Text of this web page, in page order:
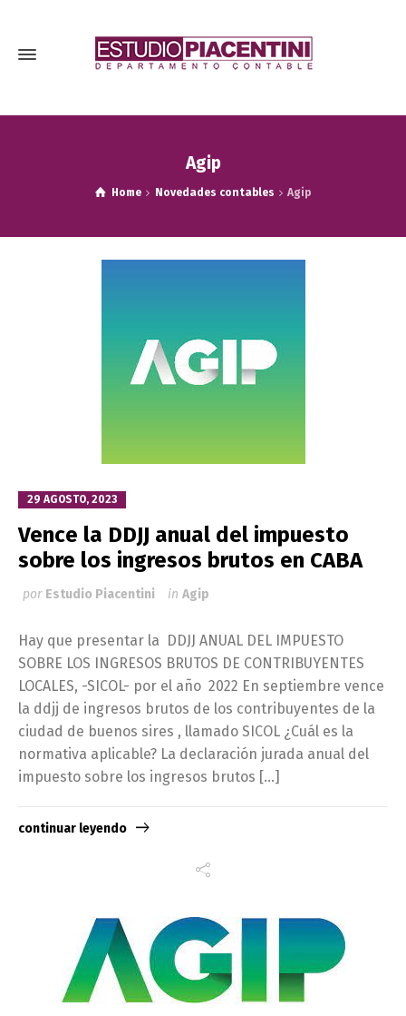
Agip
Home Novedades contables Agip
29 AGOSTO, 2023
Vence la DDJJ anual del impuesto
sobre los ingresos brutos en CABA
por Estudio Piacentini in Agip
Hay que presentar la DDJJ ANUAL DEL IMPUESTO
SOBRE LOS INGRESOS BRUTOS DE CONTRIBUYENTES
LOCALES, -SICOL- por el año 2022 En septiembre vence
la ddjj de ingresos brutos de los contribuyentes de la
ciudad de buenos sires , llamado SICOL ¿Cuál es la
normativa aplicable? La declaración jurada anual del
impuesto sobre los ingresos brutos […]
continuar leyendo